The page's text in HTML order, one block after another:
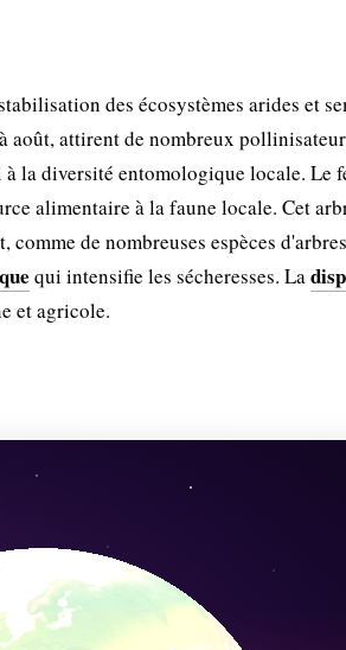
des écosystèmes arides et
attirent de nombreux
la diversité entomologique locale. Le
alimentaire à la faune locale. Cet
de nombreuses espèces
qui intensifie les sécheresses. La
et agricole.